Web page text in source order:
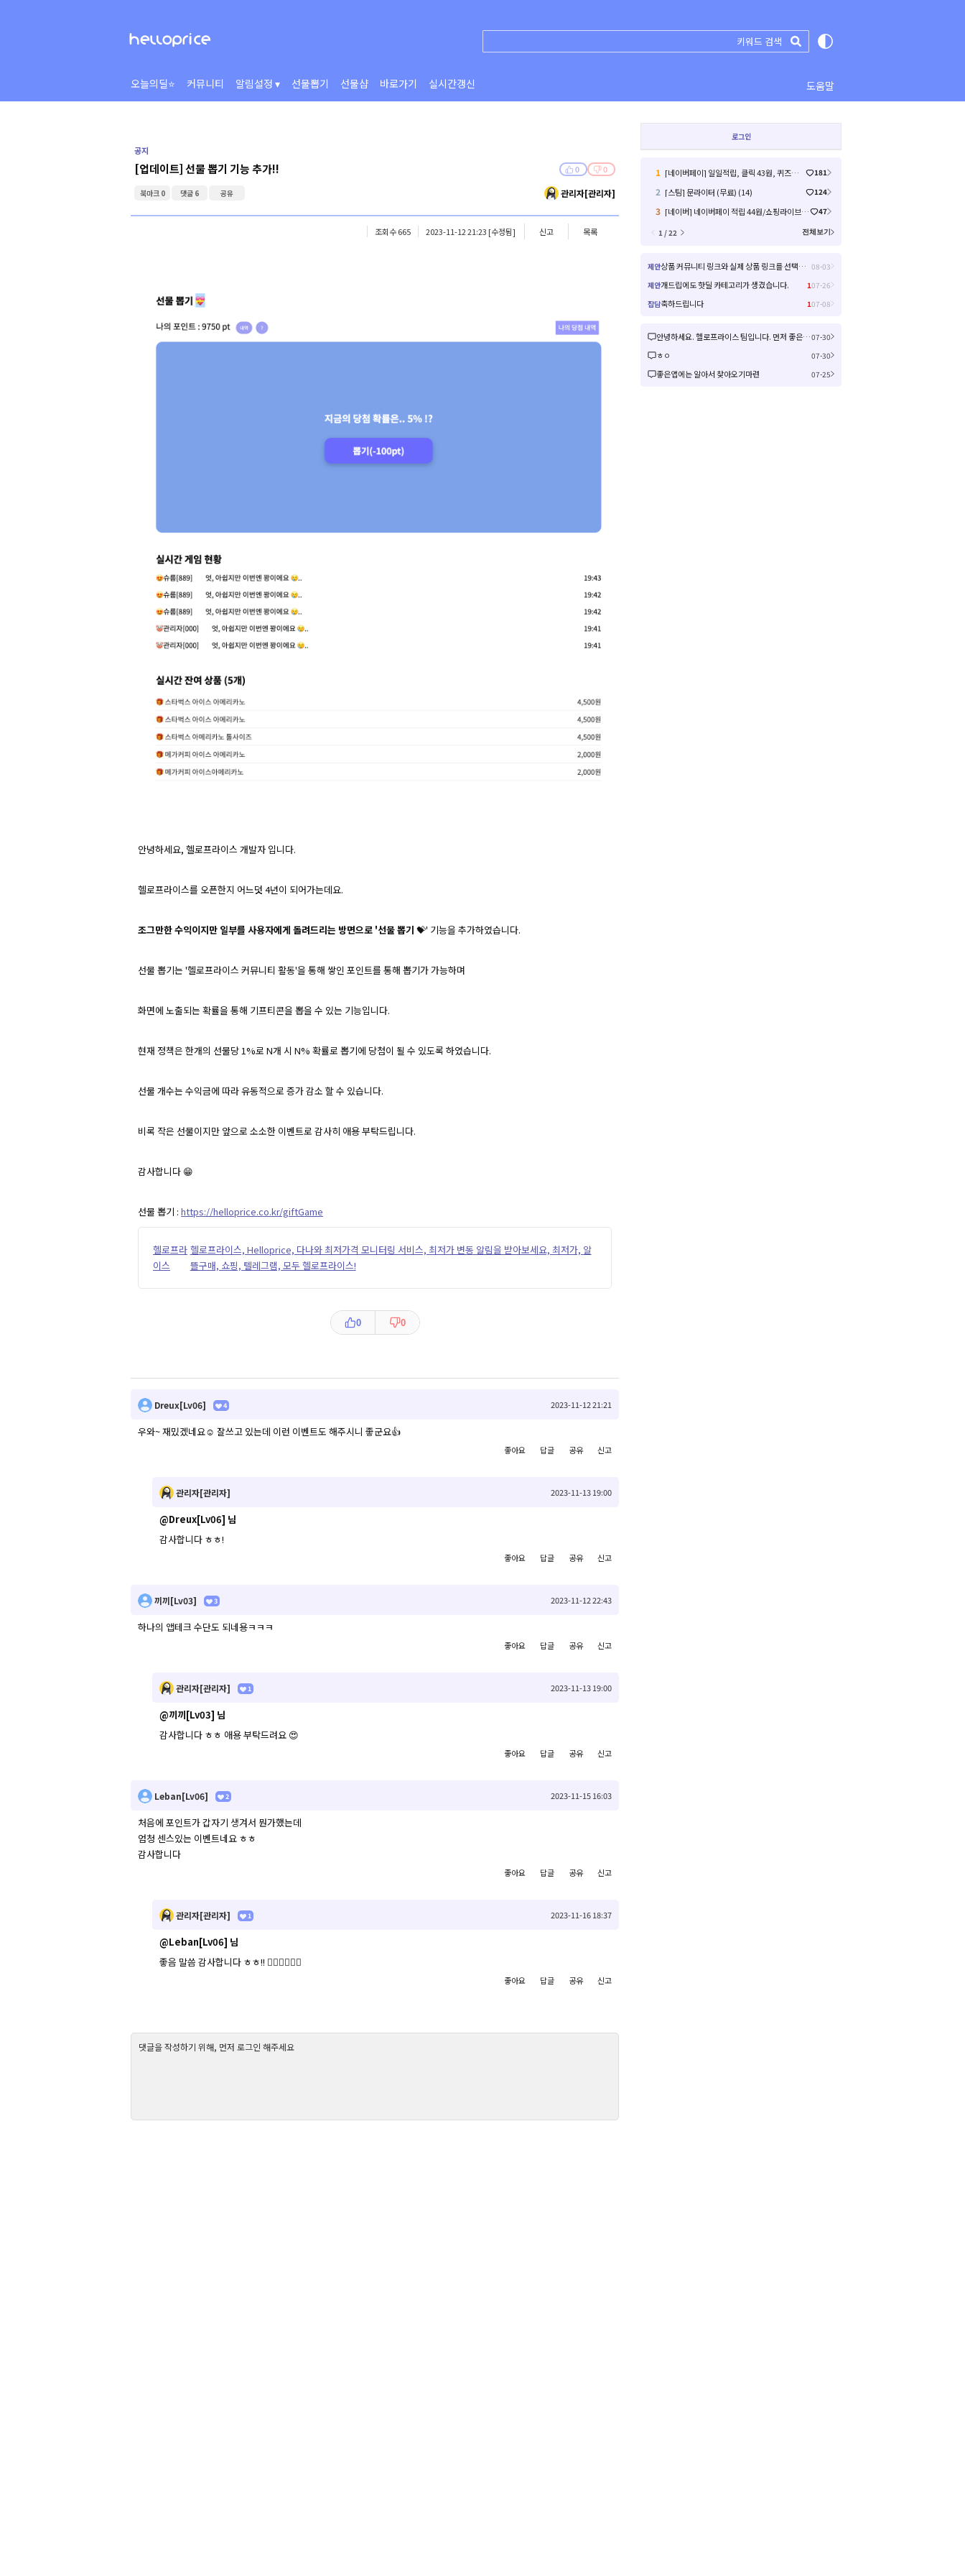
오늘의딜⭐ 커뮤니티 알림설정 ▾ 선물뽑기 선물샵 바로가기 실시간갱신 도움말
공지
[업데이트] 선물 뽑기 기능 추가!! 0 0
북마크 0 댓글 6 공유 관리자[관리자]
조회수 665 2023-11-12 21:23 [수정됨] 신고 목록
안녕하세요, 헬로프라이스 개발자 입니다.
헬로프라이스를 오픈한지 어느덧 4년이 되어가는데요.
조그만한 수익이지만 일부를 사용자에게 돌려드리는 방면으로 '선물 뽑기 💝' 기능을 추가하였습니다.
선물 뽑기는 '헬로프라이스 커뮤니티 활동'을 통해 쌓인 포인트를 통해 뽑기가 가능하며
화면에 노출되는 확률을 통해 기프티콘을 뽑을 수 있는 기능입니다.
현재 정책은 한개의 선물당 1%로 N개 시 N% 확률로 뽑기에 당첨이 될 수 있도록 하였습니다.
선물 개수는 수익금에 따라 유동적으로 증가 감소 할 수 있습니다.
비록 작은 선물이지만 앞으로 소소한 이벤트로 감사히 애용 부탁드립니다.
감사합니다 😁
선물 뽑기 : https://helloprice.co.kr/giftGame
헬로프라
이스
헬로프라이스, Helloprice, 다나와 최저가격 모니터링 서비스, 최저가 변동 알림을 받아보세요, 최저가, 알
뜰구매, 쇼핑, 텔레그램, 모두 헬로프라이스!
0 0
Dreux[Lv06] 4 2023-11-12 21:21
우와~ 재밌겠네요☺️ 잘쓰고 있는데 이런 이벤트도 해주시니 좋군요👍
좋아요 답글 공유 신고
관리자[관리자] 2023-11-13 19:00
@Dreux[Lv06] 님
감사합니다 ㅎㅎ!
좋아요 답글 공유 신고
끼끼[Lv03] 3 2023-11-12 22:43
하나의 앱테크 수단도 되네용ㅋㅋㅋ
좋아요 답글 공유 신고
관리자[관리자] 1 2023-11-13 19:00
@끼끼[Lv03] 님
감사합니다 ㅎㅎ 애용 부탁드려요 😍
좋아요 답글 공유 신고
Leban[Lv06] 2 2023-11-15 16:03
처음에 포인트가 갑자기 생겨서 뭔가했는데
엄청 센스있는 이벤트네요 ㅎㅎ
감사합니다
좋아요 답글 공유 신고
관리자[관리자] 1 2023-11-16 18:37
@Leban[Lv06] 님
좋음 말씀 감사합니다 ㅎㅎ!! 🙇‍♂️🙇‍♂️🙇‍♂️
좋아요 답글 공유 신고
댓글을 작성하기 위해, 먼저 로그인 해주세요
로그인
1 [네이버페이] 일일적립, 클릭 43원, 퀴즈미션, 라이브예고 17원 (26) 181
2 [스팀] 문라이터 (무료) (14) 124
3 [네이버] 네이버페이 적립 44원/쇼핑라이브/12원 종합 차트 (26.8.6) (원 10 원 / 배송비 0)
47
1 / 22
전체보기
제안 상품 커뮤니티 링크와 실제 상품 링크를 선택해서 들어갈 수 있으면 좋을거 같아요! 08-03
제안개드립에도 핫딜 카테고리가 생겼습니다. 107-26
잡담축하드립니다 107-08
안녕하세요. 헬로프라이스 팀입니다. 먼저 좋은 제안을 주셔서 감사합니다! 신규 커뮤니티 연동은 작업이 크게 예상되어 검토 후 진행여부, 진행 시 추가 일정을 공유드리겠습니다! 감사합니다.07-30
ㅎㅇ 07-30
좋은앱에는 알아서 찾아오기마련 07-25